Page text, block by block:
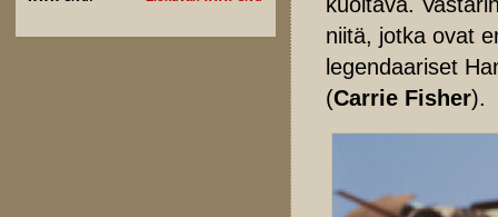
niitä, jotka ovat
legendaariset
(Carrie Fisher).